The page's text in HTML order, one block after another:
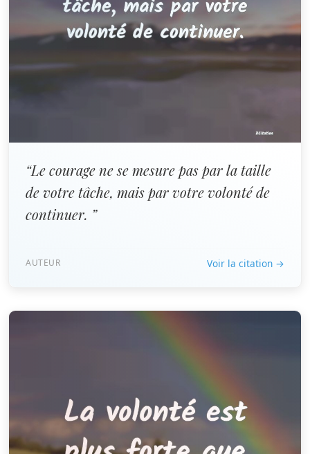
“Le courage ne se mesure pas par la taille
de votre tâche, mais par votre volonté de
continuer. ”
AUTEUR Voir la citation →